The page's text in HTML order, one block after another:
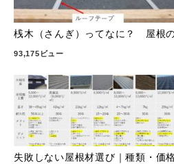
桟木（さんぎ）ってなに？ 屋根
93,175ビュー
失敗しない屋根材選び｜種類・価